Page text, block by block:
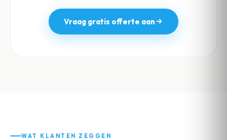
Vraag gratis offerte aan
WAT KLANTEN ZEGGEN